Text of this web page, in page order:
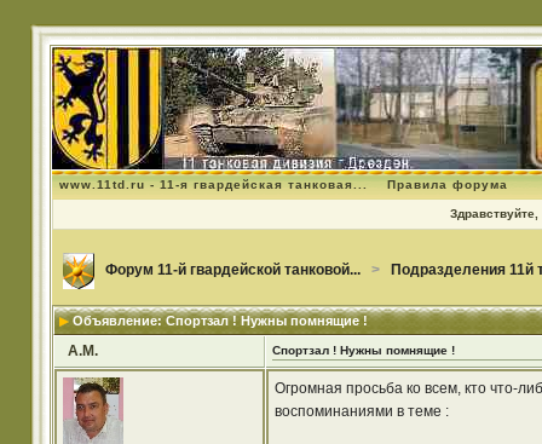
www.11td.ru - 11-я гвардейская танковая... Правила форума
Здравствуйте,
Форум 11-й гвардейской танковой... > Подразделения 11й
Объявление: Спортзал ! Нужны помнящие !
А.М. Спортзал ! Нужны помнящие !
Огромная просьба ко всем, кто что-
воспоминаниями в теме :